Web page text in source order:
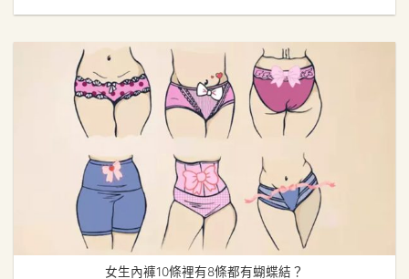
女生內褲10條裡有8條都有蝴蝶結？